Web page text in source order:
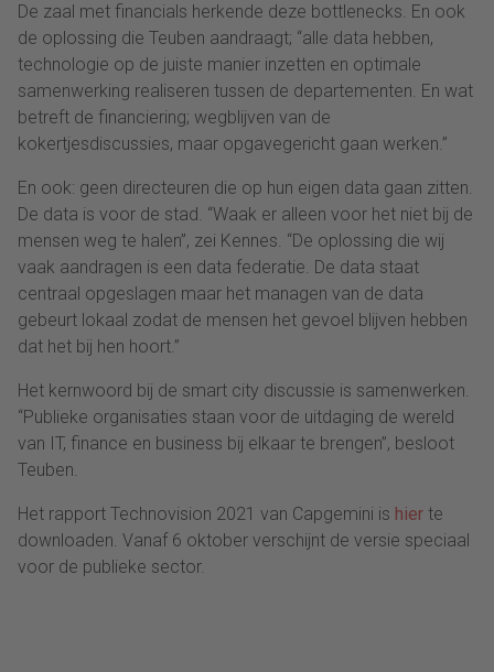
De zaal met financials herkende deze bottlenecks. En ook
de oplossing die Teuben aandraagt; “alle data hebben,
technologie op de juiste manier inzetten en optimale
samenwerking realiseren tussen de departementen. En wat
betreft de financiering; wegblijven van de
kokertjesdiscussies, maar opgavegericht gaan werken.”
En ook: geen directeuren die op hun eigen data gaan zitten.
De data is voor de stad. “Waak er alleen voor het niet bij de
mensen weg te halen”, zei Kennes. “De oplossing die wij
vaak aandragen is een data federatie. De data staat
centraal opgeslagen maar het managen van de data
gebeurt lokaal zodat de mensen het gevoel blijven hebben
dat het bij hen hoort.”
Het kernwoord bij de smart city discussie is samenwerken.
“Publieke organisaties staan voor de uitdaging de wereld
van IT, finance en business bij elkaar te brengen”, besloot
Teuben.
Het rapport Technovision 2021 van Capgemini is hier te
downloaden. Vanaf 6 oktober verschijnt de versie speciaal
voor de publieke sector.